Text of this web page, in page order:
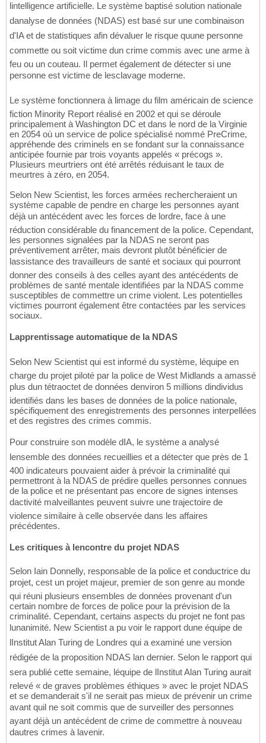
lintelligence artificielle. Le système baptisé solution nationale
danalyse de données (NDAS) est basé sur une combinaison
d'IA et de statistiques afin dévaluer le risque quune personne
commette ou soit victime dun crime commis avec une arme à
feu ou un couteau. Il permet également de détecter si une
personne est victime de lesclavage moderne.
Le système fonctionnera à limage du film américain de science
fiction Minority Report réalisé en 2002 et qui se déroule
principalement à Washington DC et dans le nord de la Virginie
en 2054 où un service de police spécialisé nommé PreCrime,
appréhende des criminels en se fondant sur la connaissance
anticipée fournie par trois voyants appelés « précogs ».
Plusieurs meurtriers ont été arrêtés réduisant le taux de
meurtres à zéro, en 2054.
Selon New Scientist, les forces armées rechercheraient un
système capable de pendre en charge les personnes ayant
déjà un antécédent avec les forces de lordre, face à une
réduction considérable du financement de la police. Cependant,
les personnes signalées par la NDAS ne seront pas
préventivement arrêter, mais devront plutôt bénéficier de
lassistance des travailleurs de santé et sociaux qui pourront
donner des conseils à des celles ayant des antécédents de
problèmes de santé mentale identifiées par la NDAS comme
susceptibles de commettre un crime violent. Les potentielles
victimes pourront également être contactées par les services
sociaux.
Lapprentissage automatique de la NDAS
Selon New Scientist qui est informé du système, léquipe en
charge du projet piloté par la police de West Midlands a amassé
plus dun tétraoctet de données denviron 5 millions dindividus
identifiés dans les bases de données de la police nationale,
spécifiquement des enregistrements des personnes interpellées
et des registres des crimes commis.
Pour construire son modèle dIA, le système a analysé
lensemble des données recueillies et a détecter que près de 1
400 indicateurs pouvaient aider à prévoir la criminalité qui
permettront à la NDAS de prédire quelles personnes connues
de la police et ne présentant pas encore de signes intenses
dactivité malveillantes peuvent suivre une trajectoire de
violence similaire à celle observée dans les affaires
précédentes.
Les critiques à lencontre du projet NDAS
Selon Iain Donnelly, responsable de la police et conductrice du
projet, cest un projet majeur, premier de son genre au monde
qui réuni plusieurs ensembles de données provenant d'un
certain nombre de forces de police pour la prévision de la
criminalité. Cependant, certains aspects du projet ne font pas
lunanimité. New Scientist a pu voir le rapport dune équipe de
lInstitut Alan Turing de Londres qui a examiné une version
rédigée de la proposition NDAS lan dernier. Selon le rapport qui
sera publié cette semaine, léquipe de lInstitut Alan Turing aurait
relevé « de graves problèmes éthiques » avec le projet NDAS
et se demanderait s'il ne serait pas mieux de prévenir un crime
avant quil ne soit commis que de surveiller des personnes
ayant déjà un antécédent de crime de commettre à nouveau
dautres crimes à lavenir.